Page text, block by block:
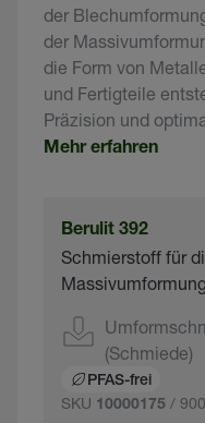
der
der
die Form von
und Fertigteile
Präzision und
Mehr erfahren
Berulit 392
Schmierstoff für
Massivumformung
(Schmiede)
PFAS-frei
SKU 10000175 /